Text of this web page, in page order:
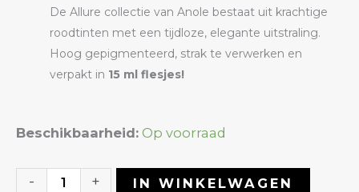
De Allure collectie van Anole bestaat uit krachtige
roodtinten met een tijdloze, elegante uitstraling.
Hoog gepigmenteerd, strak te verwerken en
verpakt in 15 ml flesjes!
Beschikbaarheid: Op voorraad
-
Gelpolish
Allure
+ IN WINKELWAGEN